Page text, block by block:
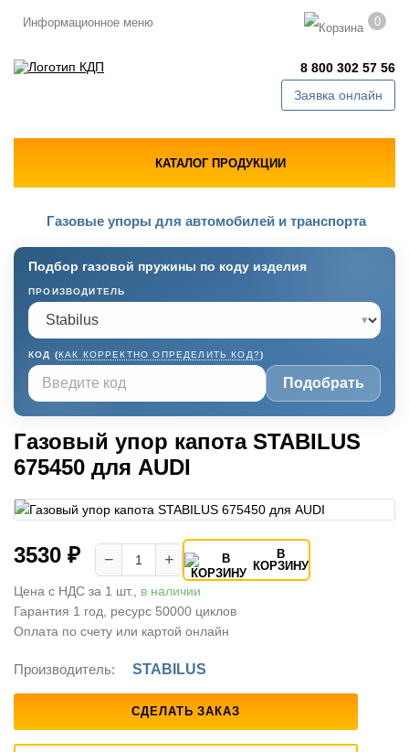
Информационное меню 0
8 800 302 57 56
Заявка онлайн
КАТАЛОГ ПРОДУКЦИИ
Газовые упоры для автомобилей и транспорта
Подбор газовой пружины по коду изделия
ПРОИЗВОДИТЕЛЬ
▾
КОД (КАК КОРРЕКТНО ОПРЕДЕЛИТЬ КОД?)
Подобрать
Газовый упор капота STABILUS
675450 для AUDI
3530 ₽ − +
В
КОРЗИНУ
Цена с НДС за 1 шт., в наличии
Гарантия 1 год, ресурс 50000 циклов
Оплата по счету или картой онлайн
Производитель: STABILUS
СДЕЛАТЬ ЗАКАЗ